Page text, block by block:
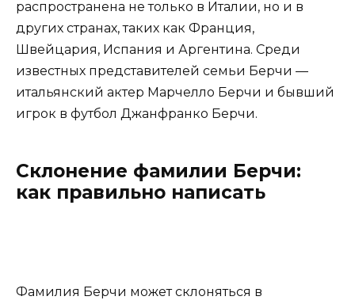
распространена не только в Италии, но и в
других странах, таких как Франция,
Швейцария, Испания и Аргентина. Среди
известных представителей семьи Берчи —
итальянский актер Марчелло Берчи и бывший
игрок в футбол Джанфранко Берчи.
Склонение фамилии Берчи:
как правильно написать
Фамилия Берчи может склоняться в